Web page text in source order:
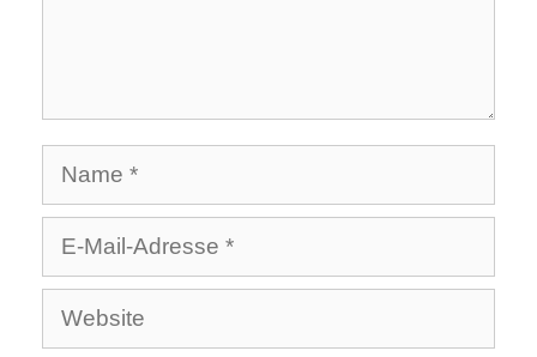
Name
E-
Mail-
Adresse
Website